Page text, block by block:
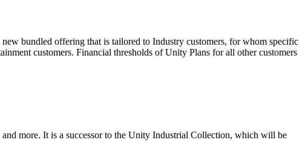
bundled offering that is tailored to Industry customers, for whom specific
customers. Financial thresholds of Unity Plans for all other customers
more. It is a successor to the Unity Industrial Collection, which will be